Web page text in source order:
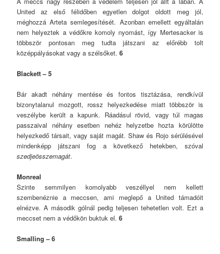
United az első félidőben egyetlen dolgot oldott meg jól,
méghozzá Arteta semlegesítését. Azonban emellett egyáltalán
nem helyeztek a védőkre komoly nyomást, így Mertesacker is
többször pontosan meg tudta játszani az előrébb tolt
középpályásokat vagy a szélsőket. 6
Blackett – 5
Bár akadt néhány mentése és fontos tisztázása, rendkívül
bizonytalanul mozgott, rossz helyezkedése miatt többször is
veszélybe került a kapunk. Ráadásul rövid, vagy túl magas
passzaival néhány esetben nehéz helyzetbe hozta körülötte
helyezkedő társait, vagy saját magát. Shaw és Rojo sérülésével
mindenképp játszani fog a következő hetekben, szóval
szedjeösszemagát.
Monreal
Szinte semmilyen komolyabb veszéllyel nem kellett
szembenéznie a meccsen, ami meglepő a United támadóit
elnézve. A második gólnál pedig teljesen tehetetlen volt. Ezt a
meccset nem a védőkön buktuk el.6
Smalling – 6